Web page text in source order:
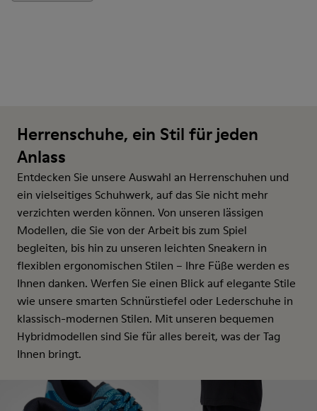
Herrenschuhe, ein Stil für jeden
Anlass
Entdecken Sie unsere Auswahl an Herrenschuhen und
ein vielseitiges Schuhwerk, auf das Sie nicht mehr
verzichten werden können. Von unseren lässigen
Modellen, die Sie von der Arbeit bis zum Spiel
begleiten, bis hin zu unseren leichten Sneakern in
flexiblen ergonomischen Stilen – Ihre Füße werden es
Ihnen danken. Werfen Sie einen Blick auf elegante Stile
wie unsere smarten Schnürstiefel oder Lederschuhe in
klassisch-modernen Stilen. Mit unseren bequemen
Hybridmodellen sind Sie für alles bereit, was der Tag
Ihnen bringt.